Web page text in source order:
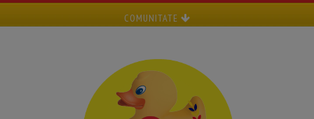
COMUNITATE